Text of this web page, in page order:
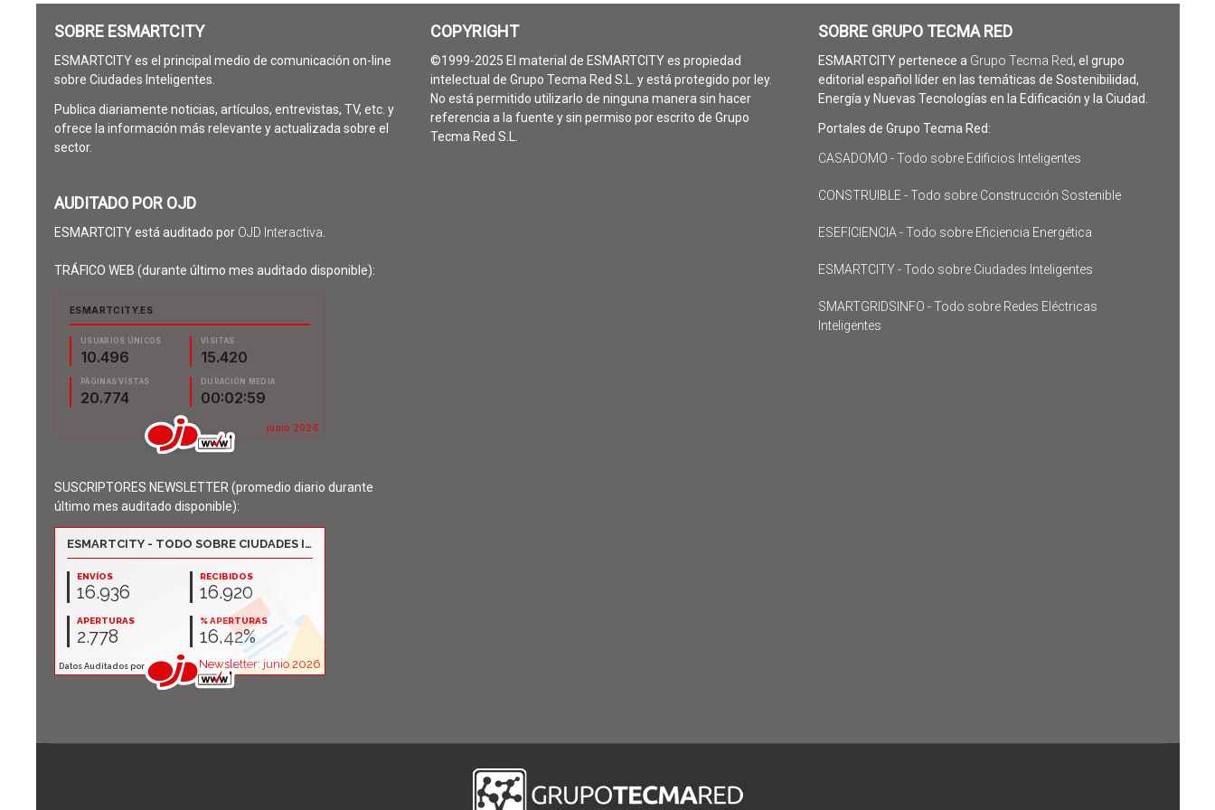
SOBRE ESMARTCITY
ESMARTCITY es el principal medio de comunicación on-line
sobre Ciudades Inteligentes.
Publica diariamente noticias, artículos, entrevistas, TV, etc. y
ofrece la información más relevante y actualizada sobre el
sector.
AUDITADO POR OJD
ESMARTCITY está auditado por OJD Interactiva
TRÁFICO WEB (durante último mes auditado disponible):
SUSCRIPTORES NEWSLETTER (promedio diario durante
último mes auditado disponible):
COPYRIGHT
©1999-2025 El material de ESMARTCITY es propiedad
intelectual de Grupo Tecma Red S.L. y está protegido por ley.
No está permitido utilizarlo de ninguna manera sin hacer
referencia a la fuente y sin permiso por escrito de Grupo
Tecma Red S.L.
SOBRE GRUPO TECMA RED
ESMARTCITY pertenece a Grupo Tecma Red, el grupo
editorial español líder en las temáticas de Sostenibilidad,
Energía y Nuevas Tecnologías en la Edificación y la Ciudad.
Portales de Grupo Tecma Red:
CASADOMO - Todo sobre Edificios Inteligentes
CONSTRUIBLE - Todo sobre Construcción Sostenible
ESEFICIENCIA - Todo sobre Eficiencia Energética
ESMARTCITY - Todo sobre Ciudades Inteligentes
SMARTGRIDSINFO - Todo sobre Redes Eléctricas
Inteligentes